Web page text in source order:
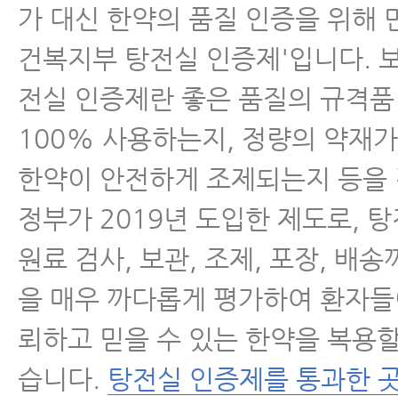
가 대신 한약의 품질 인증을 위해
건복지부 탕전실 인증제'입니다.
전실 인증제란 좋은 품질의 규격
100% 사용하는지, 정량의 약재
한약이 안전하게 조제되는지 등을
정부가 2019년 도입한 제도로,
원료 검사, 보관, 조제, 포장, 배송
을 매우 까다롭게 평가하여 환자
뢰하고 믿을 수 있는 한약을 복용
습니다. 탕전실 인증제를 통과한